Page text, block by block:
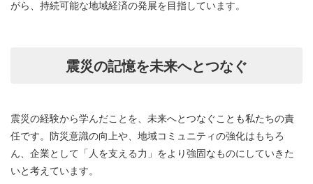
がら、持続可能な地域経済の発展を目指しています。
震災の記憶を未来へとつなぐ
震災の経験から学んだことを、未来へとつなぐことも私たちの責
任です。防災意識の向上や、地域コミュニティの強化はもちろ
ん、企業として「人を支える力」をより強固なものにしていきた
いと考えています。